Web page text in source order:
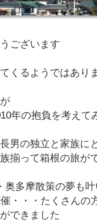
ございます
くるようではあり
が
年の抱負を考えて
男の独立と家族に
揃って箱根の旅が
奥多摩散策の夢も
・・・たくさんの
できました